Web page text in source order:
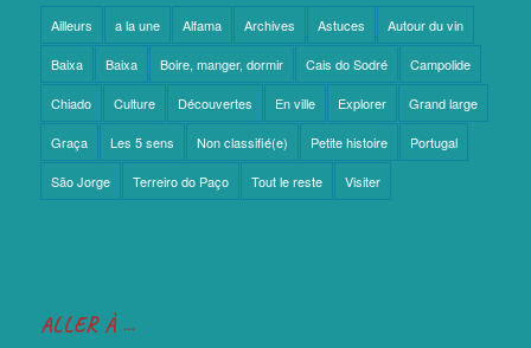
Ailleurs a la une Alfama Archives Astuces Autour du vin
Baixa Baixa Boire, manger, dormir Cais do Sodré Campolide
Chiado Culture Découvertes En ville Explorer Grand large
Graça Les 5 sens Non classifié(e) Petite histoire Portugal
São Jorge Terreiro do Paço Tout le reste Visiter
ALLER À …